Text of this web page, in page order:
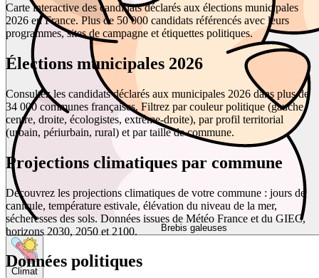
Brebis galeuses
Climat
Carte interactive des candidats déclarés aux élections municipales
2026 en France. Plus de 50 000 candidats référencés avec leurs
programmes, sites de campagne et étiquettes politiques.
Élections municipales 2026
Consultez les candidats déclarés aux municipales 2026 dans plus de
34 000 communes françaises. Filtrez par couleur politique (gauche,
centre, droite, écologistes, extrême-droite), par profil territorial
(urbain, périurbain, rural) et par taille de commune.
Projections climatiques par commune
Découvrez les projections climatiques de votre commune : jours de
canicule, température estivale, élévation du niveau de la mer,
sécheresses des sols. Données issues de Météo France et du GIEC,
horizons 2030, 2050 et 2100.
Données politiques